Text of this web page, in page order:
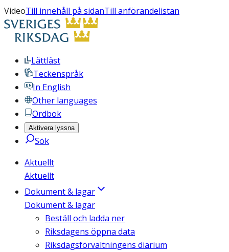
VideoTill innehåll på sidanTill anförandelistan
Lättläst
Teckenspråk
In English
Other languages
Ordbok
Aktivera lyssna
Sök
Aktuellt
Aktuellt
Dokument & lagar
Dokument & lagar
Beställ och ladda ner
Riksdagens öppna data
Riksdagsförvaltningens diarium